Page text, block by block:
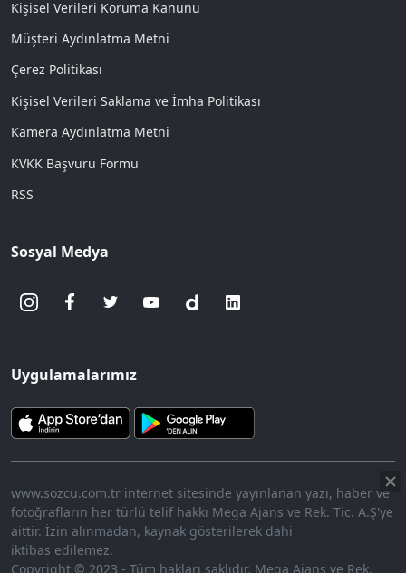
Kişisel Verileri Koruma Kanunu
Müşteri Aydınlatma Metni
Çerez Politikası
Kişisel Verileri Saklama ve İmha Politikası
Kamera Aydınlatma Metni
KVKK Başvuru Formu
RSS
Sosyal Medya
Uygulamalarımız
www.sozcu.com.tr internet sitesinde yayınlanan yazı, haber ve
fotoğrafların her türlü telif hakkı Mega Ajans ve Rek. Tic. A.Ş'ye
aittir. İzin alınmadan, kaynak gösterilerek dahi
iktibas edilemez.
Copyright © 2023 - Tüm hakları saklıdır. Mega Ajans ve Rek.